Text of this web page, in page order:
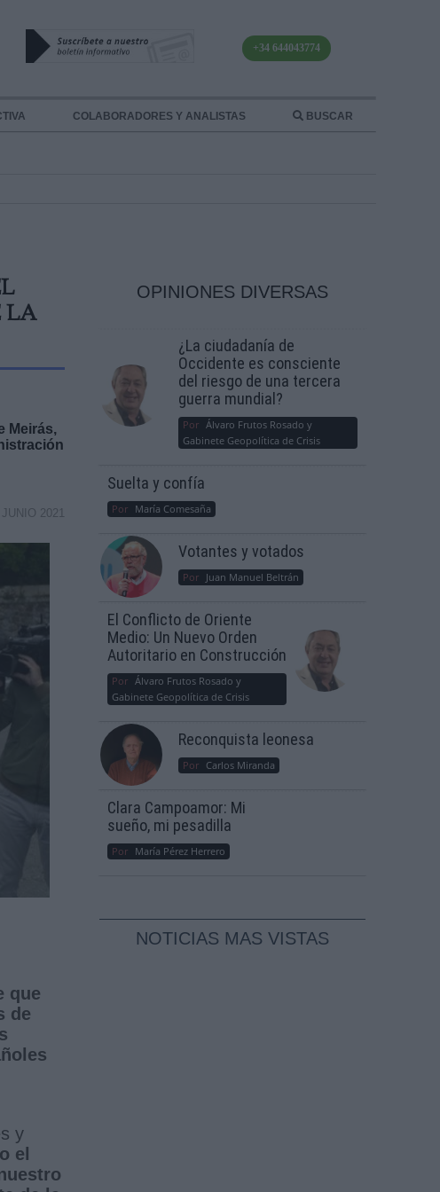
+34 644043774
COLABORADORES Y ANALISTAS BUSCAR
LA
Meirás,
2021
que
de
y
el
OPINIONES DIVERSAS
¿La ciudadanía de
Occidente es consciente
del riesgo de una tercera
guerra mundial?
Por Álvaro Frutos Rosado y
Gabinete Geopolítica de Crisis
Suelta y confía
Por María Comesaña
Votantes y votados
Por Juan Manuel Beltrán
El Conflicto de Oriente
Medio: Un Nuevo Orden
Autoritario en Construcción
Por Álvaro Frutos Rosado y
Gabinete Geopolítica de Crisis
Reconquista leonesa
Por Carlos Miranda
Clara Campoamor: Mi
sueño, mi pesadilla
Por María Pérez Herrero
NOTICIAS MAS VISTAS